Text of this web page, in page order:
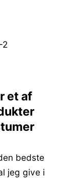
2
et af
bedste
jeg give i